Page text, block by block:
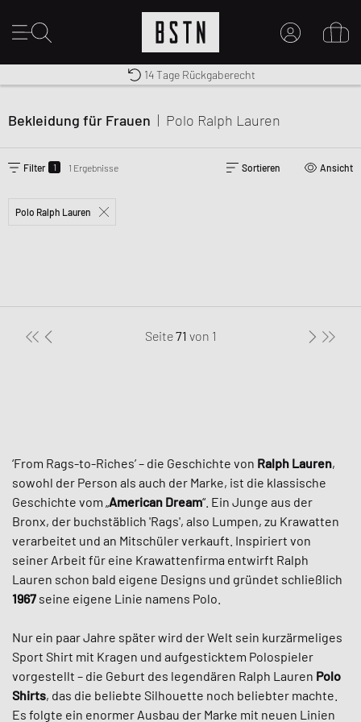
EINEN ACCOUNT ERSTELLEN
Kostenloser Versand nach DE ab € 70
Premium Sportswear
14 Tage Rückgaberecht
Bekleidung für Frauen | Polo Ralph Lauren
Filter 1 1 Ergebnisse Sortieren Ansicht
Polo Ralph Lauren
Seite71 von 1
‘From Rags-to-Riches’ – die Geschichte von Ralph Lauren,
sowohl der Person als auch der Marke, ist die klassische
Geschichte vom „American Dream“. Ein Junge aus der
Bronx, der buchstäblich 'Rags', also Lumpen, zu Krawatten
verarbeitet und an Mitschüler verkauft. Inspiriert von
seiner Arbeit für eine Krawattenfirma entwirft Ralph
Lauren schon bald eigene Designs und gründet schließlich
1967 seine eigene Linie namens Polo.
Nur ein paar Jahre später wird der Welt sein kurzärmeliges
Sport Shirt mit Kragen und aufgesticktem Polospieler
vorgestellt – die Geburt des legendären Ralph Lauren Polo
Shirts, das die beliebte Silhouette noch beliebter machte.
Es folgte ein enormer Ausbau der Marke mit neuen Linien